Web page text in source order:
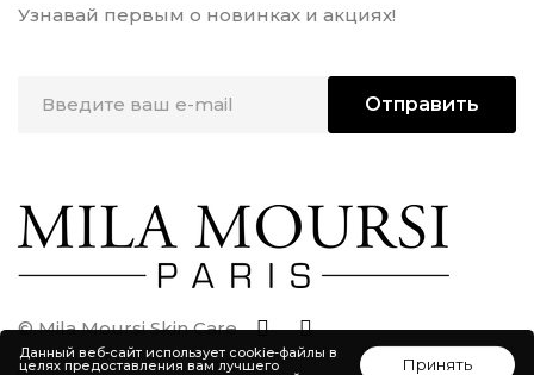
Узнавай первым о новинках и акциях!
Отправить
© Mila Moursi Skin Care
Данный веб-сайт использует cookie-файлы в
целях предоставления вам лучшего Принять